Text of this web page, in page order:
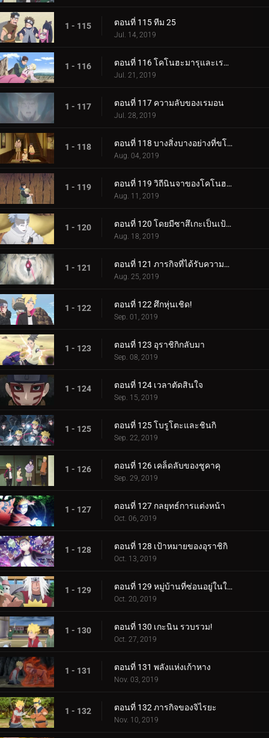
1 - 115 ตอนที่ 115 ทีม 25
Jul. 14, 2019
1 - 116 ตอนที่ 116 โคโนฮะมารุและเรมอน
Jul. 21, 2019
1 - 117 ตอนที่ 117 ความลับของเรมอน
Jul. 28, 2019
1 - 118 ตอนที่ 118 บางสิ่งบางอย่างที่ขโมยความทรงจำ
Aug. 04, 2019
1 - 119 ตอนที่ 119 วิถีนินจาของโคโนฮะมารุ
Aug. 11, 2019
1 - 120 ตอนที่ 120 โดยมีซาสึเกะเป็นเป้าหมาย
Aug. 18, 2019
1 - 121 ตอนที่ 121 ภารกิจที่ได้รับความไว้วางใจ: ปกป้อง One Tails!
Aug. 25, 2019
1 - 122 ตอนที่ 122 ศึกหุ่นเชิด!
Sep. 01, 2019
1 - 123 ตอนที่ 123 อุราชิกิกลับมา
Sep. 08, 2019
1 - 124 ตอนที่ 124 เวลาตัดสินใจ
Sep. 15, 2019
1 - 125 ตอนที่ 125 โบรูโตะและชินกิ
Sep. 22, 2019
1 - 126 ตอนที่ 126 เคล็ดลับของชูคาคุ
Sep. 29, 2019
1 - 127 ตอนที่ 127 กลยุทธ์การแต่งหน้า
Oct. 06, 2019
1 - 128 ตอนที่ 128 เป้าหมายของอุราชิกิ
Oct. 13, 2019
1 - 129 ตอนที่ 129 หมู่บ้านที่ซ่อนอยู่ในใบไม้
Oct. 20, 2019
1 - 130 ตอนที่ 130 เกะนิน รวบรวม!
Oct. 27, 2019
1 - 131 ตอนที่ 131 พลังแห่งเก้าหาง
Nov. 03, 2019
1 - 132 ตอนที่ 132 ภารกิจของจิไรยะ
Nov. 10, 2019